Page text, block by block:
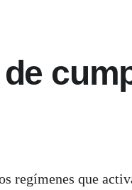
regímenes que